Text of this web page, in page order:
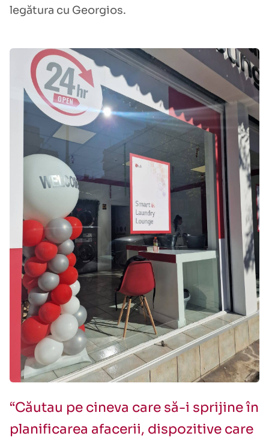
legătura cu Georgios.
“Căutau pe cineva care să-i sprijine în
planificarea afacerii, dispozitive care